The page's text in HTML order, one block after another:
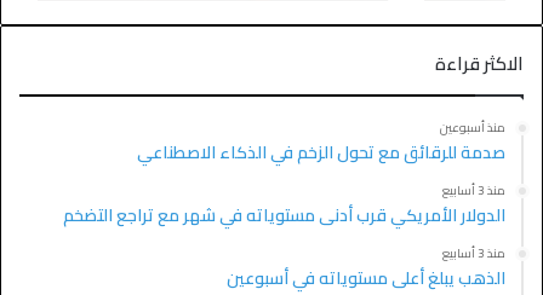
الاكثر قراءة
منذ أسبوعين
صدمة للرقائق مع تحول الزخم في الذكاء الاصطناعي
منذ 3 أسابيع
الدولار الأمريكي قرب أدنى مستوياته في شهر مع تراجع التضخم
منذ 3 أسابيع
الذهب يبلغ أعلى مستوياته في أسبوعين